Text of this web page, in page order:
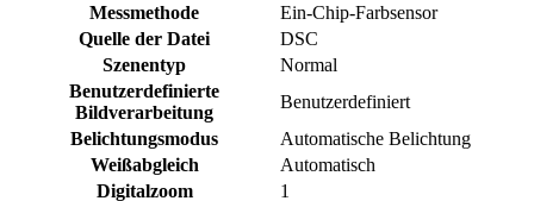
Messmethode
Ein-Chip-Farbsensor
Quelle der Datei
DSC
Szenentyp
Normal
Benutzerdefinierte
Bildverarbeitung
Benutzerdefiniert
Belichtungsmodus
Automatische Belichtung
Weißabgleich
Automatisch
Digitalzoom
1